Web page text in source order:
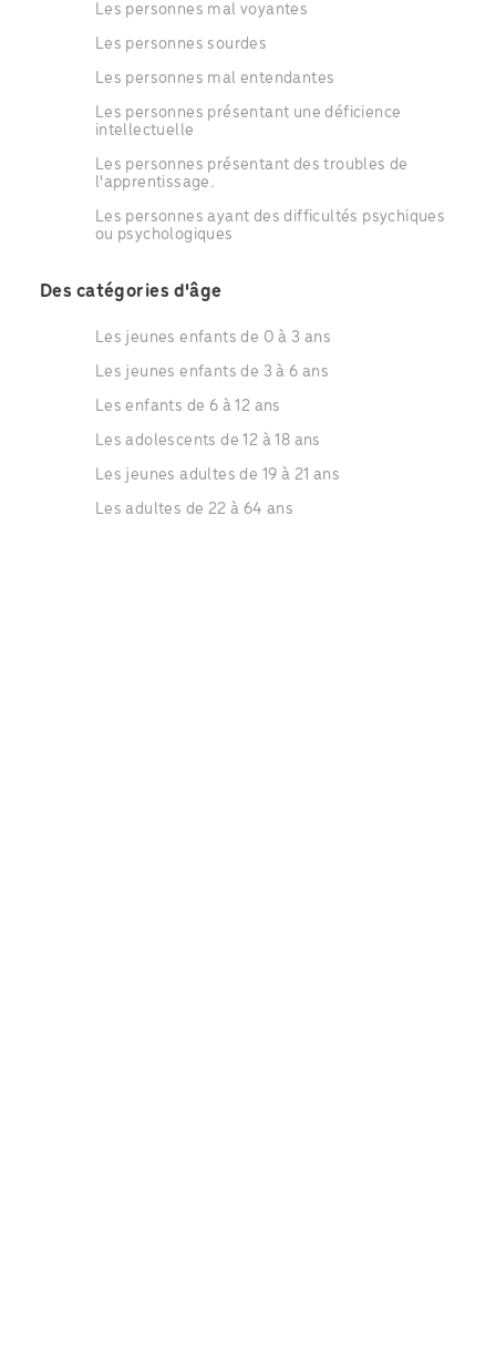
Les personnes mal voyantes
Les personnes sourdes
Les personnes mal entendantes
Les personnes présentant une déficience
intellectuelle
Les personnes présentant des troubles de
l'apprentissage.
Les personnes ayant des difficultés psychiques
ou psychologiques
Des catégories d'âge
Les jeunes enfants de 0 à 3 ans
Les jeunes enfants de 3 à 6 ans
Les enfants de 6 à 12 ans
Les adolescents de 12 à 18 ans
Les jeunes adultes de 19 à 21 ans
Les adultes de 22 à 64 ans